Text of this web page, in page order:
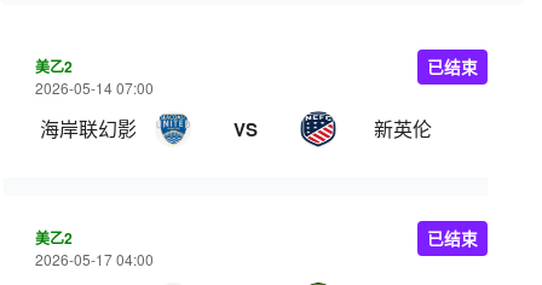
美乙2
2026-05-14 07:00
海岸联幻影 VS 新英伦
已结束
美乙2
2026-05-17 04:00
已结束